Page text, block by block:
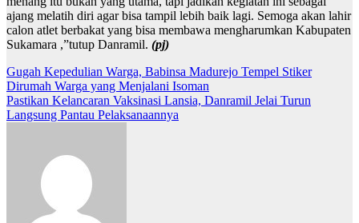
ajang melatih diri agar bisa tampil lebih baik lagi. Semoga akan lahir
calon atlet berbakat yang bisa membawa mengharumkan Kabupaten
Sukamara ,”tutup Danramil. (pj)
Navigasi
pos
Gugah Kepedulian Warga, Babinsa Madurejo Tempel Stiker
Dirumah Warga yang Menjalani Isoman
Pastikan Kelancaran Vaksinasi Lansia, Danramil Jelai Turun
Langsung Pantau Pelaksanaannya